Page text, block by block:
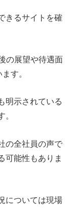
きるサイトを確
の展望や待遇面
す。
明示されている
の全社員の声で
可能性もありま
については現場